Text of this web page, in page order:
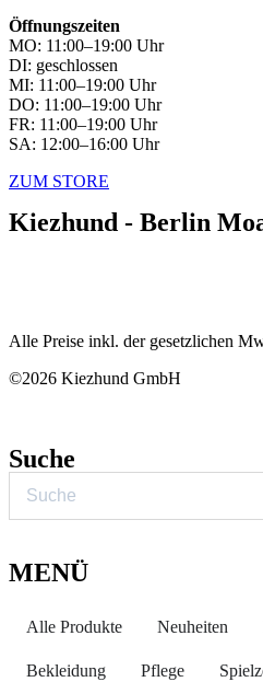
Öffnungszeiten
MO: 11:00–19:00 Uhr
DI: geschlossen
MI: 11:00–19:00 Uhr
DO: 11:00–19:00 Uhr
FR: 11:00–19:00 Uhr
SA: 12:00–16:00 Uhr
ZUM STORE
Kiezhund - Berlin
Alle Preise inkl. der gesetzlichen
©2026 Kiezhund GmbH
Suche
MENÜ
Alle Produkte Neuheiten
Bekleidung Pflege